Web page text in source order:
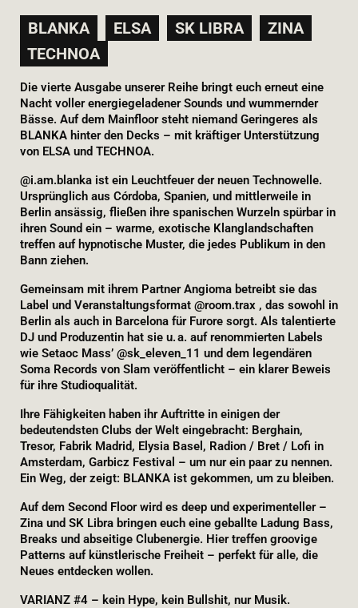
BLANKA ELSA SK LIBRA
ZINA
TECHNOA
Die vierte Ausgabe unserer Reihe bringt euch erneut eine
Nacht voller energiegeladener Sounds und wummernder
Bässe. Auf dem Mainfloor steht niemand Geringeres als
BLANKA hinter den Decks – mit kräftiger Unterstützung
von ELSA und TECHNOA.
@i.am.blanka ist ein Leuchtfeuer der neuen Technowelle.
Ursprünglich aus Córdoba, Spanien, und mittlerweile in
Berlin ansässig, fließen ihre spanischen Wurzeln spürbar in
ihren Sound ein – warme, exotische Klanglandschaften
treffen auf hypnotische Muster, die jedes Publikum in den
Bann ziehen.
Gemeinsam mit ihrem Partner Angioma betreibt sie das
Label und Veranstaltungsformat @room.trax , das sowohl in
Berlin als auch in Barcelona für Furore sorgt. Als talentierte
DJ und Produzentin hat sie u. a. auf renommierten Labels
wie Setaoc Mass’ @sk_eleven_11 und dem legendären
Soma Records von Slam veröffentlicht – ein klarer Beweis
für ihre Studioqualität.
Ihre Fähigkeiten haben ihr Auftritte in einigen der
bedeutendsten Clubs der Welt eingebracht: Berghain,
Tresor, Fabrik Madrid, Elysia Basel, Radion / Bret / Lofi in
Amsterdam, Garbicz Festival – um nur ein paar zu nennen.
Ein Weg, der zeigt: BLANKA ist gekommen, um zu bleiben.
Auf dem Second Floor wird es deep und experimenteller –
Zina und SK Libra bringen euch eine geballte Ladung Bass,
Breaks und abseitige Clubenergie. Hier treffen groovige
Patterns auf künstlerische Freiheit – perfekt für alle, die
Neues entdecken wollen.
VARIANZ #4 – kein Hype, kein Bullshit, nur Musik.